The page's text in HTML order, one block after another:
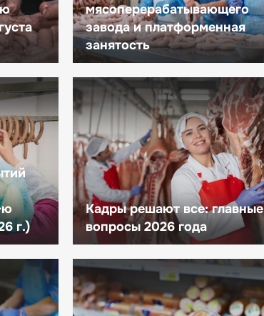
мясоперерабатывающего
завода и платформенная
занятость
ю
г.)
Кадры решают все: главные
вопросы 2026 года